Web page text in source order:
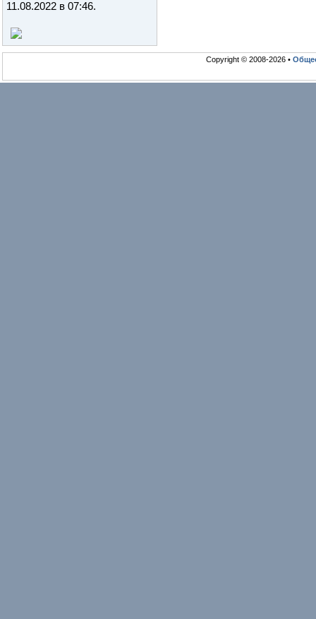
11.08.2022 в 07:46.
Copyright © 2008-2026 •